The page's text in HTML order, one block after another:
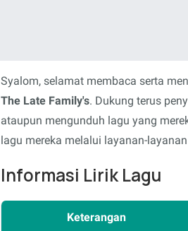
Syalom, selamat membaca serta
The Late Family's. Dukung terus
ataupun mengunduh lagu yang
lagu mereka melalui layanan-
Informasi Lirik Lagu
Keterangan